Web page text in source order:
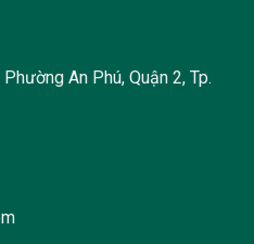
An Phú, Quận 2, Tp.